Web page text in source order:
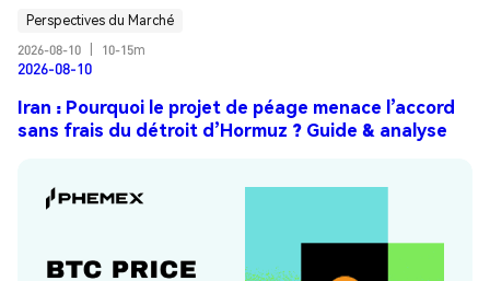
Perspectives du Marché
2026-08-10
10-15m
2026-08-10
Iran : Pourquoi le projet de péage menace l’accord
sans frais du détroit d’Hormuz ? Guide & analyse